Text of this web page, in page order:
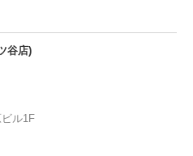
谷店)
ル1F